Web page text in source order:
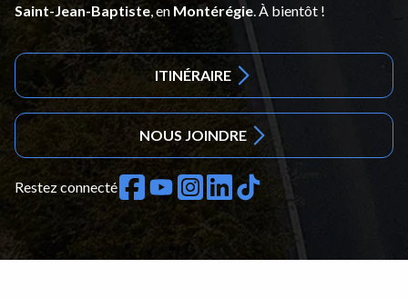
Saint-Jean-Baptiste , en Montérégie . À bientôt !
ITINÉRAIRE
NOUS JOINDRE
Restez connecté